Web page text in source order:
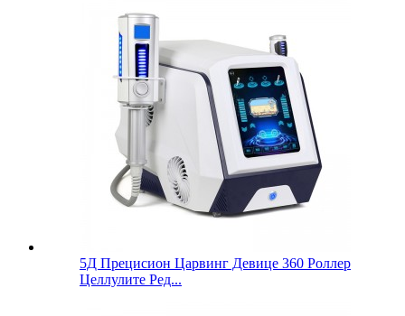
5Д Прецисион Царвинг Девице 360 Роллер
Целлулите Ред...